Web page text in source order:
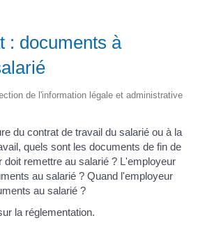
: documents à
de l'information légale et administrative
du contrat de travail du salarié ou à la
quels sont les documents de fin de
doit remettre au salarié ? L'employeur
au salarié ? Quand l'employeur
au salarié ?
la réglementation.